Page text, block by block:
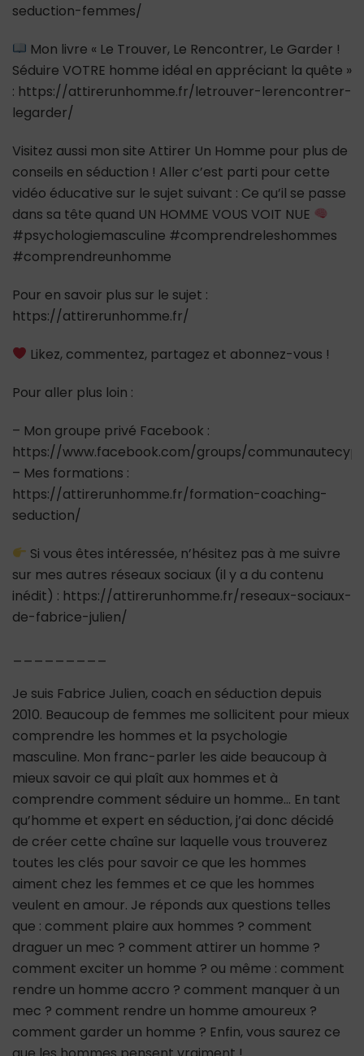
seduction-femmes/
Mon livre « Le Trouver, Le Rencontrer, Le Garder !
Séduire VOTRE homme idéal en appréciant la quête »
: https://attirerunhomme.fr/letrouver-lerencontrer-
legarder/
Visitez aussi mon site Attirer Un Homme pour plus de
conseils en séduction ! Aller c’est parti pour cette
vidéo éducative sur le sujet suivant : Ce qu’il se passe
dans sa tête quand UN HOMME VOUS VOIT NUE
#psychologiemasculine #comprendreleshommes
#comprendreunhomme
Pour en savoir plus sur le sujet :
https://attirerunhomme.fr/
Likez, commentez, partagez et abonnez-vous !
Pour aller plus loin :
– Mon groupe privé Facebook :
https://www.facebook.com/groups/
– Mes formations :
https://attirerunhomme.fr/formation-coaching-
seduction/
Si vous êtes intéressée, n’hésitez pas à me suivre
sur mes autres réseaux sociaux (il y a du contenu
inédit) : https://attirerunhomme.fr/reseaux-sociaux-
de-fabrice-julien/
Je suis Fabrice Julien, coach en séduction depuis
2010. Beaucoup de femmes me sollicitent pour mieux
comprendre les hommes et la psychologie
masculine. Mon franc-parler les aide beaucoup à
mieux savoir ce qui plaît aux hommes et à
comprendre comment séduire un homme… En tant
qu’homme et expert en séduction, j’ai donc décidé
de créer cette chaîne sur laquelle vous trouverez
toutes les clés pour savoir ce que les hommes
aiment chez les femmes et ce que les hommes
veulent en amour. Je réponds aux questions telles
que : comment plaire aux hommes ? comment
draguer un mec ? comment attirer un homme ?
comment exciter un homme ? ou même : comment
rendre un homme accro ? comment manquer à un
mec ? comment rendre un homme amoureux ?
comment garder un homme ? Enfin, vous saurez ce